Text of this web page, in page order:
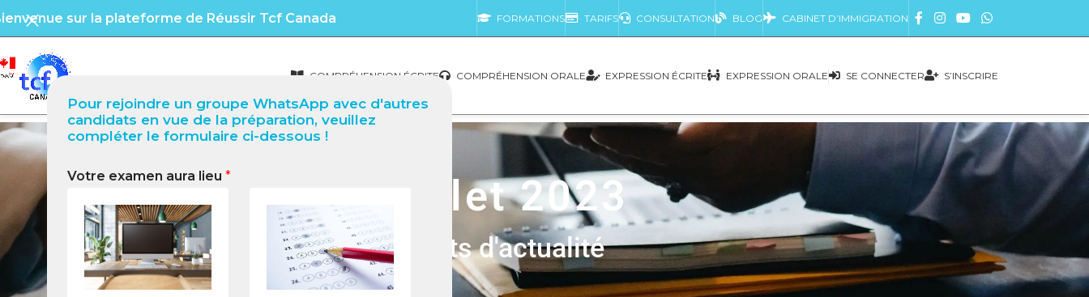
Pour rejoindre un groupe WhatsApp avec d'autres
candidats en vue de la préparation, veuillez
compléter le formulaire ci-dessous !
Votre examen aura lieu *
sur la plateforme de Réussir Tcf Canada FORMATIONS TARIFS CONSULTATION BLOG CABINET D’IMMIGRATION
COMPRÉHENSION ÉCRITE COMPRÉHENSION ORALE EXPRESSION ÉCRITE EXPRESSION ORALE SE CONNECTER S’INSCRIRE
Juillet 2023
Sujets d'actualité